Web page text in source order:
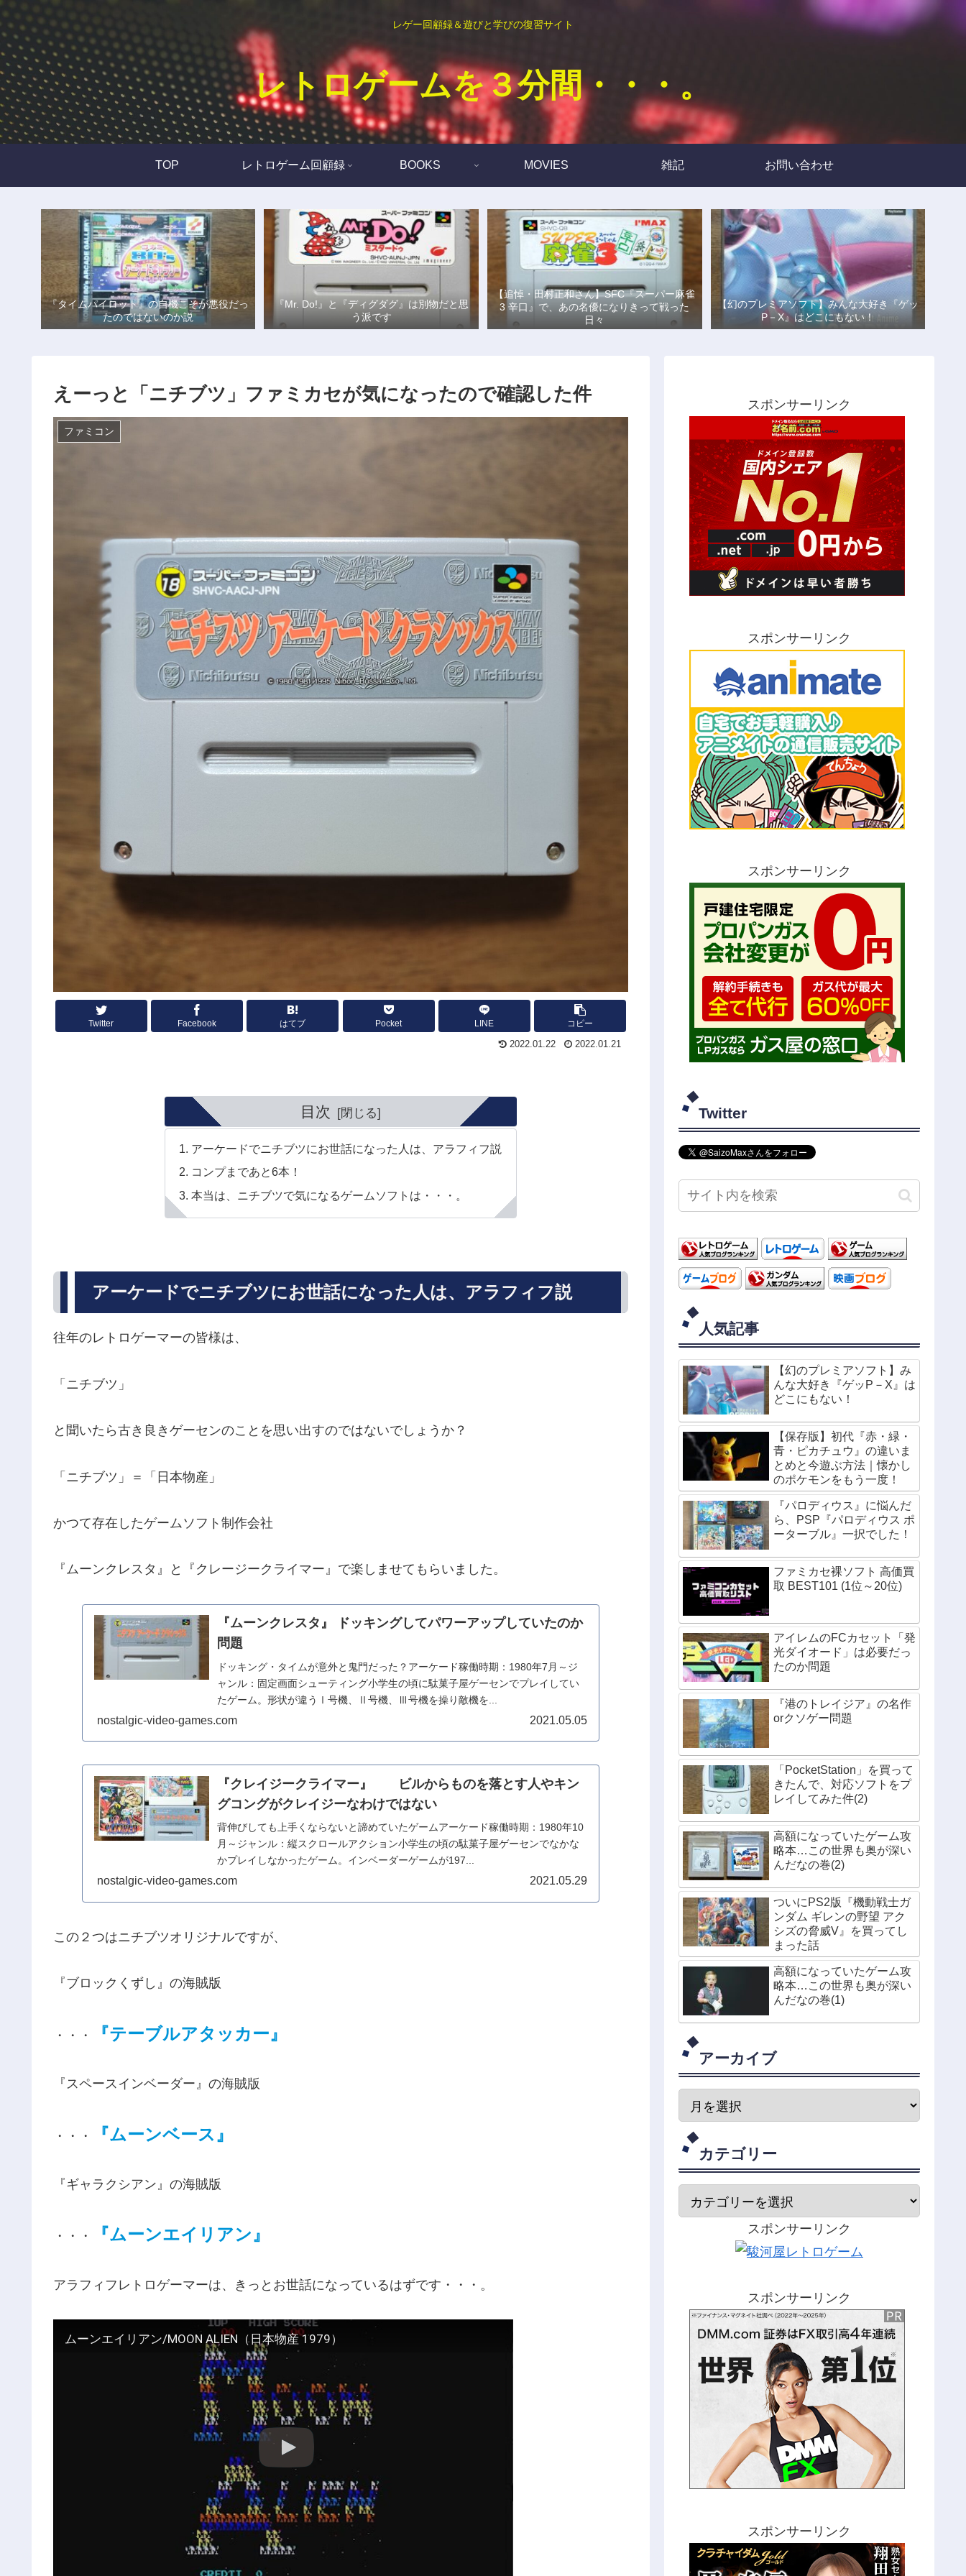
レゲー回顧録＆遊びと学びの復習サイト
レトロゲームを３分間・・・。
TOP レトロゲーム回顧録 BOOKS MOVIES 雑記 お問い合わせ
『タイムパイロット』の自機こそが悪役だっ
たのではないのか説
『Mr. Do!』と『ディグダグ』は別物だと思
う派です
【追悼・田村正和さん】SFC『スーパー麻雀
3 辛口』で、あの名優になりきって戦った
日々
【幻のプレミアソフト】みんな大好き『ゲッ
P－X』はどこにもない！
えーっと「ニチブツ」ファミカセが気になったので確認した件
ファミコン
Twitter Facebook はてブ Pocket LINE コピー
2022.01.22 2022.01.21
目次
アーケードでニチブツにお世話になった人は、アラフィフ説
コンプまであと6本！
本当は、ニチブツで気になるゲームソフトは・・・。
アーケードでニチブツにお世話になった人は、アラフィフ説
往年のレトロゲーマーの皆様は、
「ニチブツ」
と聞いたら古き良きゲーセンのことを思い出すのではないでしょうか？
「ニチブツ」＝「日本物産」
かつて存在したゲームソフト制作会社
『ムーンクレスタ』と『クレージークライマー』で楽しませてもらいました。
『ムーンクレスタ』 ドッキングしてパワーアップしていたのか
問題
ドッキング・タイムが意外と鬼門だった？アーケード稼働時期：1980年7月～ジ
ャンル：固定画面シューティング小学生の頃に駄菓子屋ゲーセンでプレイしてい
たゲーム。形状が違うⅠ号機、Ⅱ号機、Ⅲ号機を操り敵機を...
nostalgic-video-games.com 2021.05.05
『クレイジークライマー』 ビルからものを落とす人やキン
グコングがクレイジーなわけではない
背伸びしても上手くならないと諦めていたゲームアーケード稼働時期：1980年10
月～ジャンル：縦スクロールアクション小学生の頃の駄菓子屋ゲーセンでなかな
かプレイしなかったゲーム。インベーダーゲームが197...
nostalgic-video-games.com 2021.05.29
この２つはニチブツオリジナルですが、
『ブロックくずし』の海賊版
・・・ 『テーブルアタッカー』
『スペースインベーダー』の海賊版
・・・ 『ムーンベース』
『ギャラクシアン』の海賊版
・・・ 『ムーンエイリアン』
アラフィフレトロゲーマーは、きっとお世話になっているはずです・・・。
ムーンエイリアン/MOON ALIEN（日本物産 1979）
スポンサーリンク
スポンサーリンク
スポンサーリンク
Twitter
人気記事
【幻のプレミアソフト】み
んな大好き『ゲッP－X』は
どこにもない！
【保存版】初代『赤・緑・
青・ピカチュウ』の違いま
とめと今遊ぶ方法｜懐かし
のポケモンをもう一度！
『パロディウス』に悩んだ
ら、PSP『パロディウス ポ
ーターブル』一択でした！
ファミカセ裸ソフト 高価買
取 BEST101 (1位～20位)
アイレムのFCカセット「発
光ダイオード」は必要だっ
たのか問題
『港のトレイジア』の名作
orクソゲー問題
「PocketStation」を買って
きたんで、対応ソフトをプ
レイしてみた件(2)
高額になっていたゲーム攻
略本…この世界も奥が深い
んだなの巻(2)
ついにPS2版『機動戦士ガ
ンダム ギレンの野望 アク
シズの脅威V』を買ってし
まった話
高額になっていたゲーム攻
略本…この世界も奥が深い
んだなの巻(1)
アーカイブ
カテゴリー
スポンサーリンク
スポンサーリンク
スポンサーリンク